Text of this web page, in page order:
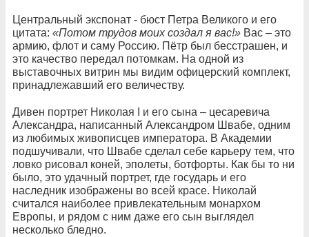
Центральный экспонат - бюст Петра Великого и его
цитата: «Потом трудов моих создал я вас!» Вас – это
армию, флот и саму Россию. Пётр был бесстрашен, и
это качество передал потомкам. На одной из
выставочных витрин мы видим офицерский комплект,
принадлежавший его величеству.
Дивен портрет Николая I и его сына – цесаревича
Александра, написанный Александром Швабе, одним
из любимых живописцев императора. В Академии
подшучивали, что Швабе сделал себе карьеру тем, что
ловко рисовал коней, эполеты, ботфорты. Как бы то ни
было, это удачный портрет, где государь и его
наследник изображены во всей красе. Николай
считался наиболее привлекательным монархом
Европы, и рядом с ним даже его сын выглядел
несколько бледно.